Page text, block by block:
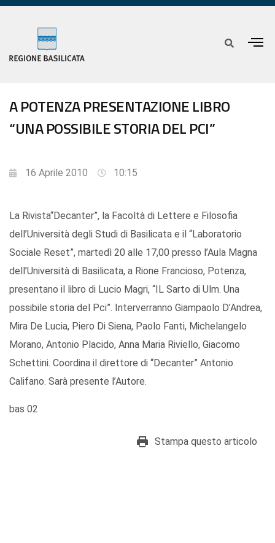
A POTENZA PRESENTAZIONE LIBRO
“UNA POSSIBILE STORIA DEL PCI”
16 Aprile 2010 10:15
La Rivista“Decanter”, la Facoltà di Lettere e Filosofia
dell’Università degli Studi di Basilicata e il “Laboratorio
Sociale Reset”, martedì 20 alle 17,00 presso l’Aula Magna
dell’Università di Basilicata, a Rione Francioso, Potenza,
presentano il libro di Lucio Magri, “IL Sarto di Ulm. Una
possibile storia del Pci”. Interverranno Giampaolo D’Andrea,
Mira De Lucia, Piero Di Siena, Paolo Fanti, Michelangelo
Morano, Antonio Placido, Anna Maria Riviello, Giacomo
Schettini. Coordina il direttore di “Decanter” Antonio
Califano. Sarà presente l’Autore.
bas 02
Stampa questo articolo